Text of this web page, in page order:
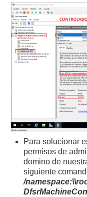
Para solucionar
permisos de
domino de
siguiente
/